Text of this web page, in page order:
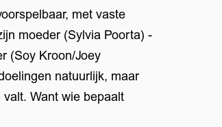
met vaste
moeder (Sylvia Poorta) -
(Soy Kroon/Joey
natuurlijk, maar
Want wie bepaalt